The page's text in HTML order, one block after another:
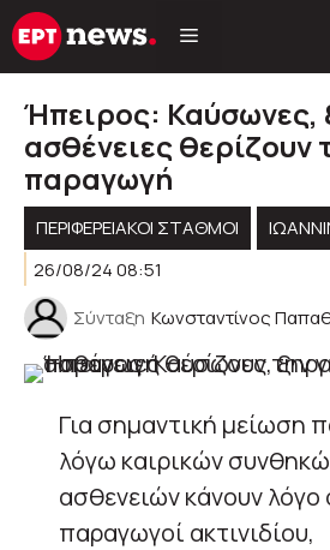
Μετάβαση
σε
Ήπειρος: Καύσωνες,
ασθένειες θερίζουν
παραγωγή
ΠΕΡΙΦΕΡΕΙΑΚΟΊ ΣΤΑΘΜΟΊ
26/08/24 08:51
Σύνταξη Κωνσταντίνος
Για σημαντική μείωση
λόγω καιρικών
ασθενειών κάνουν λόγο
παραγωγοί ακτινιδίου,